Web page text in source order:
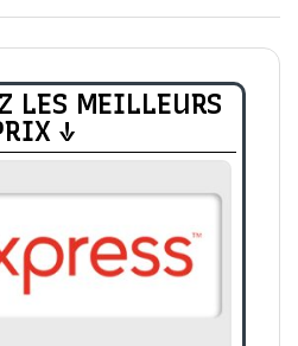
LES MEILLEURS
↓